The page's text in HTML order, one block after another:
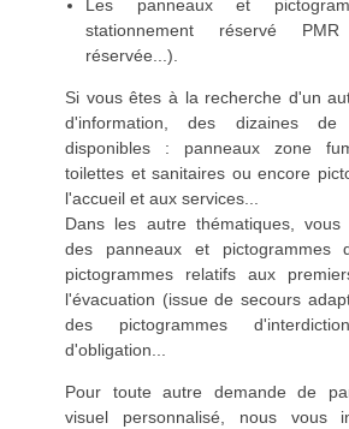
Les panneaux et
stationnement réservé
réservée...).
Si vous êtes à la recherche d'un
d'information, des dizaines de
disponibles : panneaux zone
toilettes et sanitaires ou encore
l'accueil et aux services...
Dans les autre thématiques, vous
des panneaux et pictogrammes
pictogrammes relatifs aux
l'évacuation (issue de secours
des pictogrammes
d'obligation...
Pour toute autre demande de
visuel personnalisé, nous vous